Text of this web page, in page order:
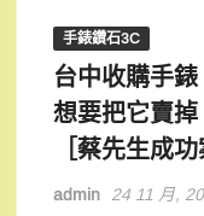
手錶鑽石3C
台中收購手
想要把它賣
［蔡先生成功
admin 24 11 月,